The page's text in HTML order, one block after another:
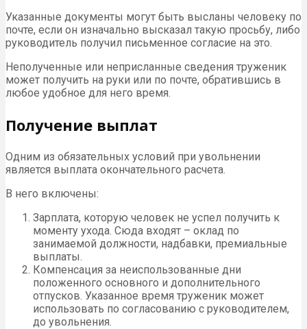
Указанные документы могут быть высланы человеку по
почте, если он изначально высказал такую просьбу, либо
руководитель получил письменное согласие на это.
Неполученные или неприсланные сведения труженик
может получить на руки или по почте, обратившись в
любое удобное для него время.
Получение выплат
Одним из обязательных условий при увольнении
является выплата окончательного расчета.
В него включены:
Зарплата, которую человек не успел получить к
моменту ухода. Сюда входят – оклад по
занимаемой должности, надбавки, премиальные
выплаты.
Компенсация за неиспользованные дни
положенного основного и дополнительного
отпусков. Указанное время труженик может
использовать по согласованию с руководителем,
до увольнения.